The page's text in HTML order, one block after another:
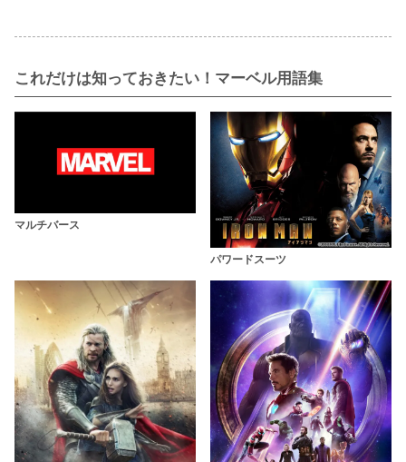
これだけは知っておきたい！マーベル用語集
マルチバース
パワードスーツ